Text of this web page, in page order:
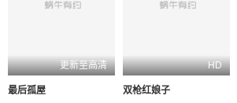
更新至高清
最后孤屋
HD
双枪红娘子